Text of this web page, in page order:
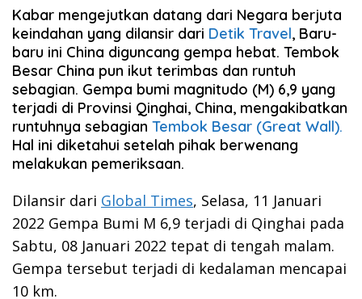
Kabar mengejutkan datang dari Negara berjuta
keindahan yang dilansir dari Detik Travel, Baru-
baru ini China diguncang gempa hebat. Tembok
Besar China pun ikut terimbas dan runtuh
sebagian. Gempa bumi magnitudo (M) 6,9 yang
terjadi di Provinsi Qinghai, China, mengakibatkan
runtuhnya sebagian Tembok Besar (Great Wall).
Hal ini diketahui setelah pihak berwenang
melakukan pemeriksaan.
Dilansir dari Global Times, Selasa, 11 Januari
2022 Gempa Bumi M 6,9 terjadi di Qinghai pada
Sabtu, 08 Januari 2022 tepat di tengah malam.
Gempa tersebut terjadi di kedalaman mencapai
10 km.